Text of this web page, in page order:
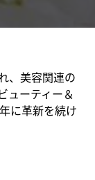
、美容関連の
ューティー＆
に革新を続け